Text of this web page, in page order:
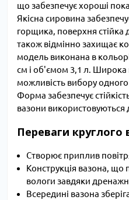
що забезпечує хороші
Якісна сировина
горщика, поверхня стійка
також відмінно захищає
модель виконана в
см і об'ємом 3,1 л. Широка
можливість вибору одного
Форма забезпечує
вазони використовуються
Переваги круглого
Створює приплив
Конструкція вазона,
вологи завдяки
Всередині вазона